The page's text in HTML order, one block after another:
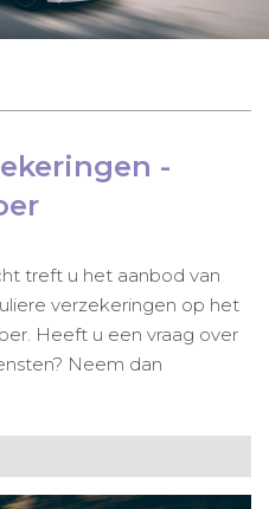
-
treft u het aanbod van
verzekeringen op het
Heeft u een vraag over
Neem dan